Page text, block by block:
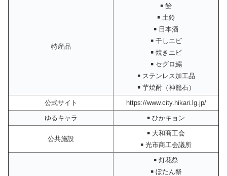
特産品
￭ 飴
￭ 土鈴
￭ 日本酒
￭ 干しエビ
￭ 焼きエビ
￭ セグロ鰯
￭ ステンレス加工品
￭ 芋焼酎（神籠石）
公式サイト
https://www.city.hikari.lg.jp/
ゆるキャラ
￭ ひかキョン
公共施設
￭ 大和商工会
￭ 光市商工会議所
￭ 灯花祭
￭ ぼたん祭